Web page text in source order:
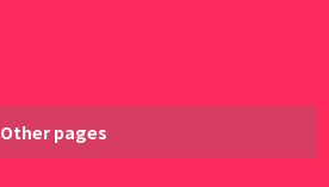
Other pages